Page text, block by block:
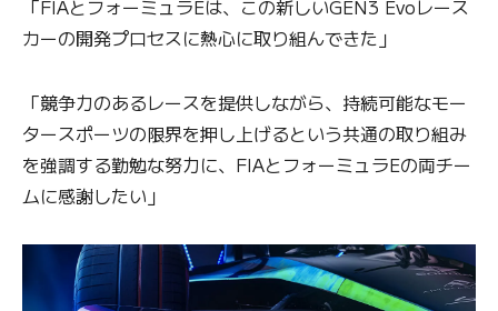
「FIAとフォーミュラEは、この新しいGEN3 Evoレース
カーの開発プロセスに熱心に取り組んできた」
「競争力のあるレースを提供しながら、持続可能なモー
タースポーツの限界を押し上げるという共通の取り組み
を強調する勤勉な努力に、FIAとフォーミュラEの両チー
ムに感謝したい」